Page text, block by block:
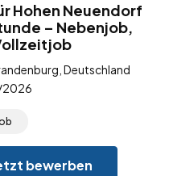
Hohen Neuendorf
– Nebenjob,
Deutschland
bewerben